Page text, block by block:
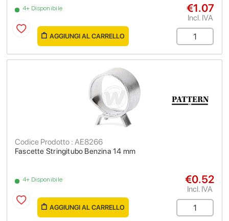
4+ Disponibile €1.07
Incl. IVA
AGGIUNGI AL CARRELLO
Fascette Stringitubo Benzina 14 mm
Codice Prodotto : AE8266
4+ Disponibile €0.52
Incl. IVA
AGGIUNGI AL CARRELLO